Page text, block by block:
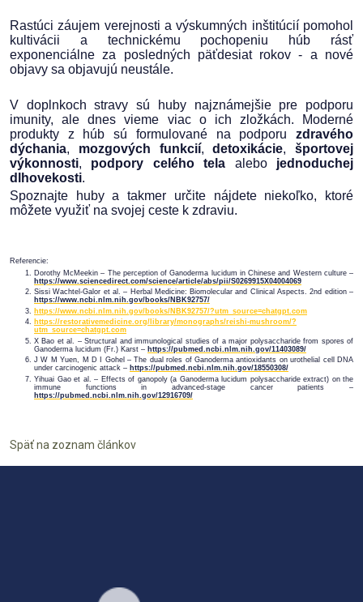
Rastúci záujem verejnosti a výskumných inštitúcií pomohol
kultivácii a technickému pochopeniu húb rásť
exponenciálne za posledných päťdesiat rokov - a nové
objavy sa objavujú neustále.
V doplnkoch stravy sú huby najznámejšie pre podporu
imunity, ale dnes vieme viac o ich zložkách. Moderné
produkty z húb sú formulované na podporu zdravého
dýchania, mozgových funkcií,detoxikácie, športovej
výkonnosti, podpory celého tela alebo jednoduchej
dlhovekosti.
Spoznajte huby a takmer určite nájdete niekoľko, ktoré
môžete využiť na svojej ceste k zdraviu.
Referencie:
Dorothy McMeekin – The perception of Ganoderma lucidum in Chinese and Western culture –
https://www.sciencedirect.com/science/article/abs/pii/S0269915X04004069
Sissi Wachtel-Galor et al. – Herbal Medicine: Biomolecular and Clinical Aspects. 2nd edition –
https://www.ncbi.nlm.nih.gov/books/NBK92757/
https://www.ncbi.nlm.nih.gov/books/NBK92757/?utm_source=chatgpt.com
https://restorativemedicine.org/library/monographs/reishi-mushroom/?
utm_source=chatgpt.com
X Bao et al. – Structural and immunological studies of a major polysaccharide from spores of
Ganoderma lucidum (Fr.) Karst – https://pubmed.ncbi.nlm.nih.gov/11403089/
J W M Yuen, M D I Gohel – The dual roles of Ganoderma antioxidants on urothelial cell DNA
under carcinogenic attack – https://pubmed.ncbi.nlm.nih.gov/18550308/
Yihuai Gao et al. – Effects of ganopoly (a Ganoderma lucidum polysaccharide extract) on the
immune functions in advanced-stage cancer patients –
https://pubmed.ncbi.nlm.nih.gov/12916709/
Späť na zoznam článkov